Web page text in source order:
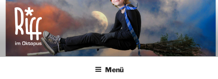
Zum
Inhalt
springen
RIFF IM OKTOPUS
für alle von 8 bis 14 Jahren
Menü